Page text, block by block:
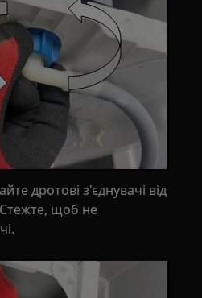
дротові з'єднувачі від
щоб не